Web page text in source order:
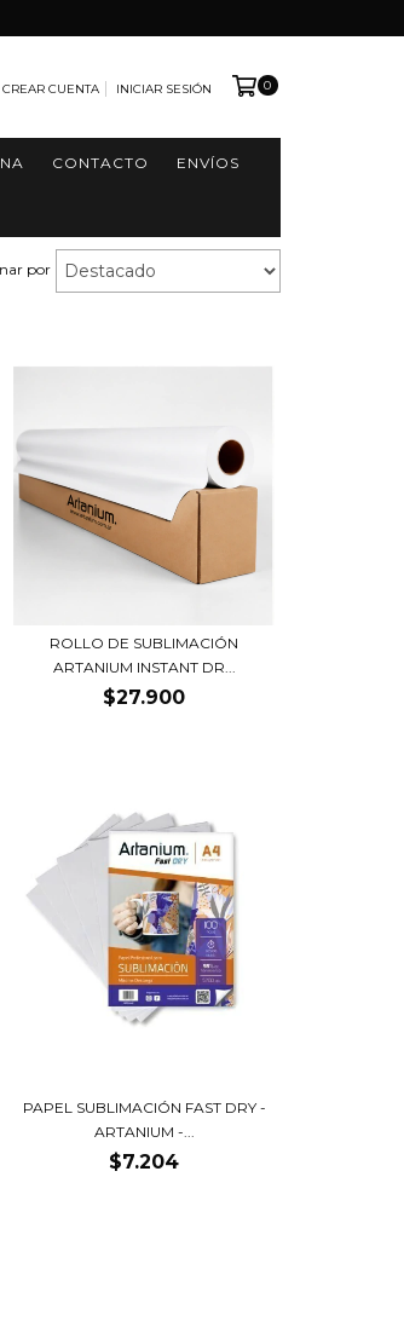
CREAR CUENTA INICIAR SESIÓN 0
CONTACTO ENVÍOS
por
ROLLO DE SUBLIMACIÓN
ARTANIUM INSTANT DR...
$27.900
PAPEL SUBLIMACIÓN FAST DRY -
ARTANIUM -...
$7.204